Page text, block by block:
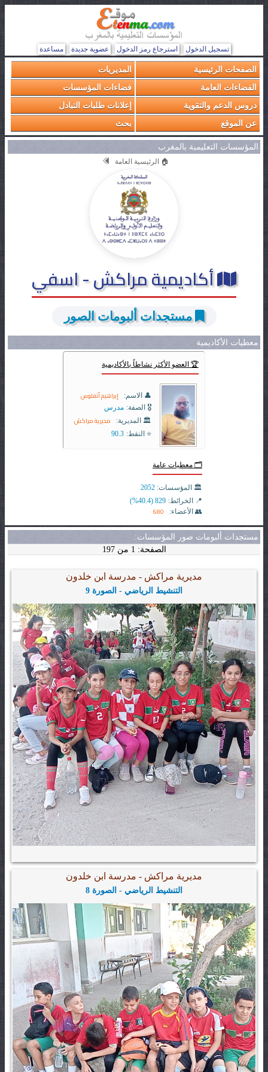
تسجيل الدخول استرجاع رمز الدخول عضوية جديدة مساعدة
الصفحات الرئيسية
المديريات
الفضاءات العامة
فضاءات المؤسسات
دروس الدعم والتقوية
إعلانات طلبات التبادل
عن الموقع
بحث
المؤسسات التعليمية بالمغرب
🏠 الرئيسية العامة
أكاديمية مراكش - اسفي
مستجدات ألبومات الصور
معطيات الأكاديمية
🏆 العضو الأكثر نشاطاً بالأكاديمية
👤 الاسم: إبراهيم أنفلوس
🎖️ الصفة: مدرس
🏛️ المديرية:
مديرية مراكش
⭐ النقط: 90.3
🗂️ معطيات عامة
🏛️ المؤسسات: 2052
📍 الخرائط: 829 (40.4%)
👥 الأعضاء:
680
مستجدات ألبومات صور المؤسسات:
الصفحة: 1 من 197
مديرية مراكش - مدرسة ابن خلدون
التنشيط الرياضي - الصورة 9
مديرية مراكش - مدرسة ابن خلدون
التنشيط الرياضي - الصورة 8